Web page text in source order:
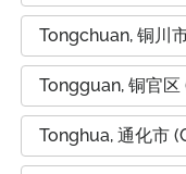
Tongchuan, 铜川
Tongguan, 铜官区
Tonghua, 通化市